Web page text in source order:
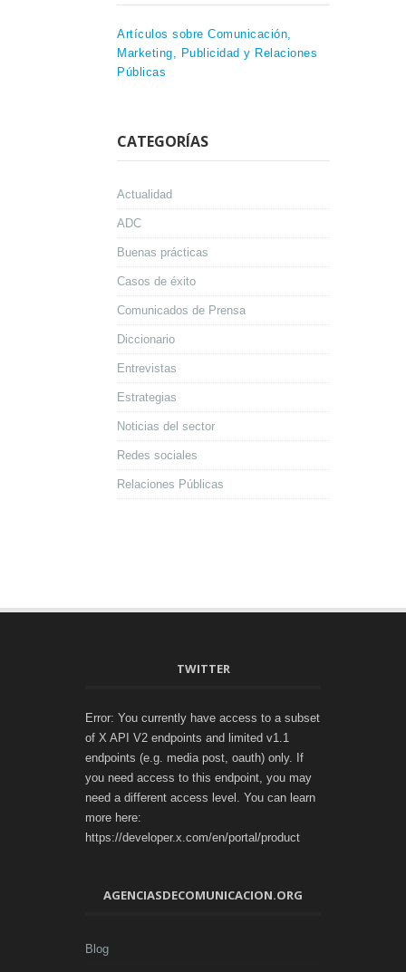
Artículos sobre Comunicación,
Marketing, Publicidad y Relaciones
Públicas
CATEGORÍAS
Actualidad
ADC
Buenas prácticas
Casos de éxito
Comunicados de Prensa
Diccionario
Entrevistas
Estrategias
Noticias del sector
Redes sociales
Relaciones Públicas
TWITTER
Error: You currently have access to a subset
of X API V2 endpoints and limited v1.1
endpoints (e.g. media post, oauth) only. If
you need access to this endpoint, you may
need a different access level. You can learn
more here:
https://developer.x.com/en/portal/product
AGENCIASDECOMUNICACION.ORG
Blog